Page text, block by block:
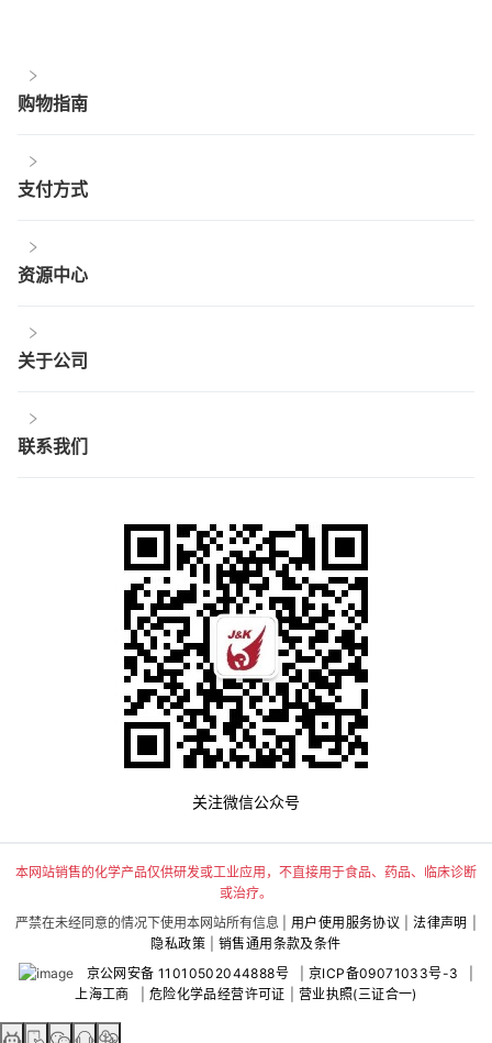
购物指南
支付方式
资源中心
关于公司
联系我们
关注微信公众号
本网站销售的化学产品仅供研发或工业应用，不直接用于食品、药品、临床诊断
或治疗。
严禁在未经同意的情况下使用本网站所有信息 |
用户使用服务协议 法律声明
隐私政策
销售通用条款及条件
京公网安备 11010502044888号
京ICP备09071033号-3
上海工商
危险化学品经营许可证 营业执照(三证合一)